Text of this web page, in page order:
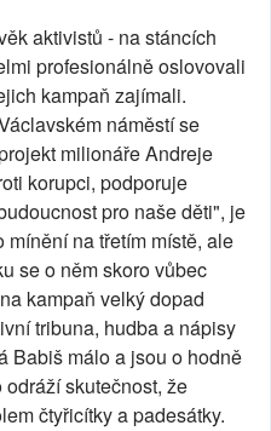
aktivistů - na stáncích
profesionálně oslovovali
kampaň zajímali.
náměstí se
milionáře Andreje
korupci, podporuje
pro naše děti", je
na třetím místě, ale
se o něm skoro vůbec
kampaň velký dopad
tribuna, hudba a nápisy
Babiš málo a jsou o hodně
skutečnost, že
čtyřicítky a padesátky.